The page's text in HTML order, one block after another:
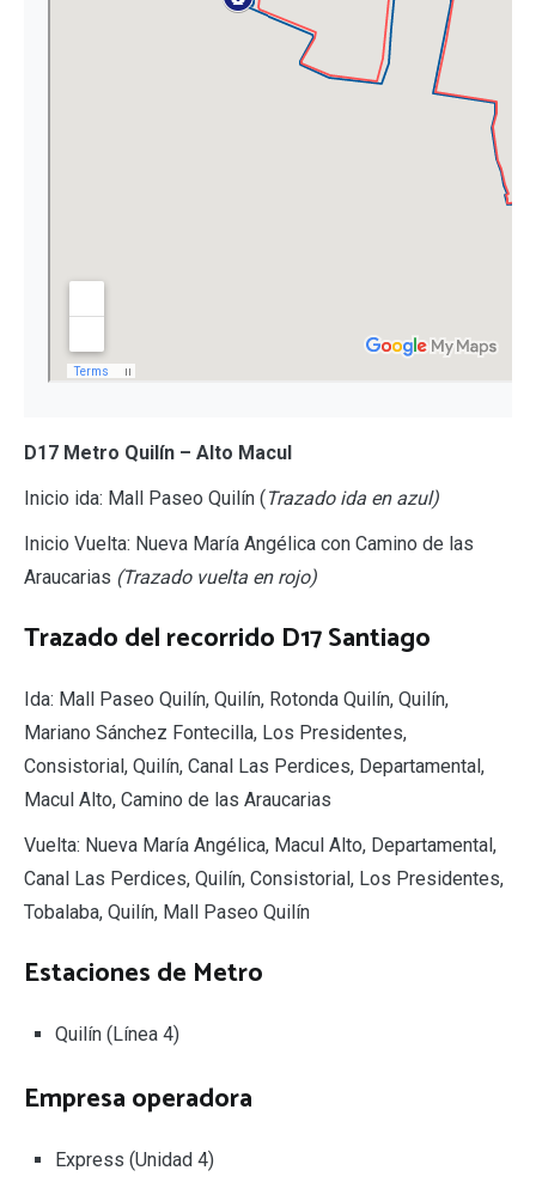
D17 Metro Quilín – Alto Macul
Inicio ida: Mall Paseo Quilín (Trazado ida en azul)
Inicio Vuelta: Nueva María Angélica con Camino de las
Araucarias (Trazado vuelta en rojo)
Trazado del recorrido D17 Santiago
Ida: Mall Paseo Quilín, Quilín, Rotonda Quilín, Quilín,
Mariano Sánchez Fontecilla, Los Presidentes,
Consistorial, Quilín, Canal Las Perdices, Departamental,
Macul Alto, Camino de las Araucarias
Vuelta: Nueva María Angélica, Macul Alto, Departamental,
Canal Las Perdices, Quilín, Consistorial, Los Presidentes,
Tobalaba, Quilín, Mall Paseo Quilín
Estaciones de Metro
Quilín (Línea 4)
Empresa operadora
Express (Unidad 4)